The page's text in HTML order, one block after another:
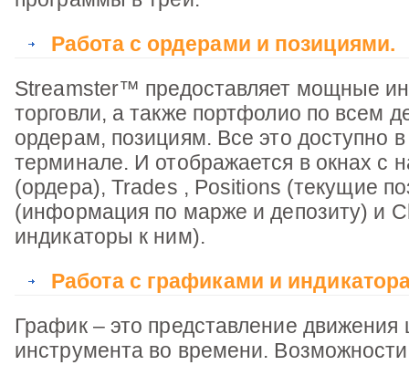
Работа с ордерами и позициями.
Streamster™ предоставляет мощные
торговли, а также портфолио по всем
ордерам, позициям. Все это доступно
терминале. И отображается в окнах с
(ордера), Trades , Positions (текущие
(информация по марже и депозиту) и
индикаторы к ним).
Работа с графиками и
График – это представление движения
инструмента во времени.